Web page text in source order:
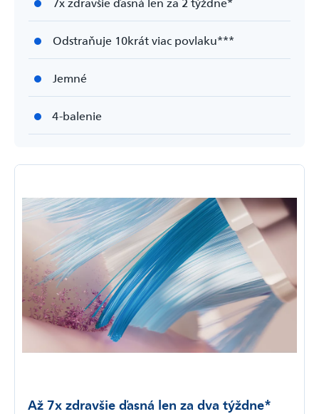
Odstraňuje 10­krát viac povlaku***
Jemné
4-balenie
Až 7x zdravšie ďasná len za dva týždne*